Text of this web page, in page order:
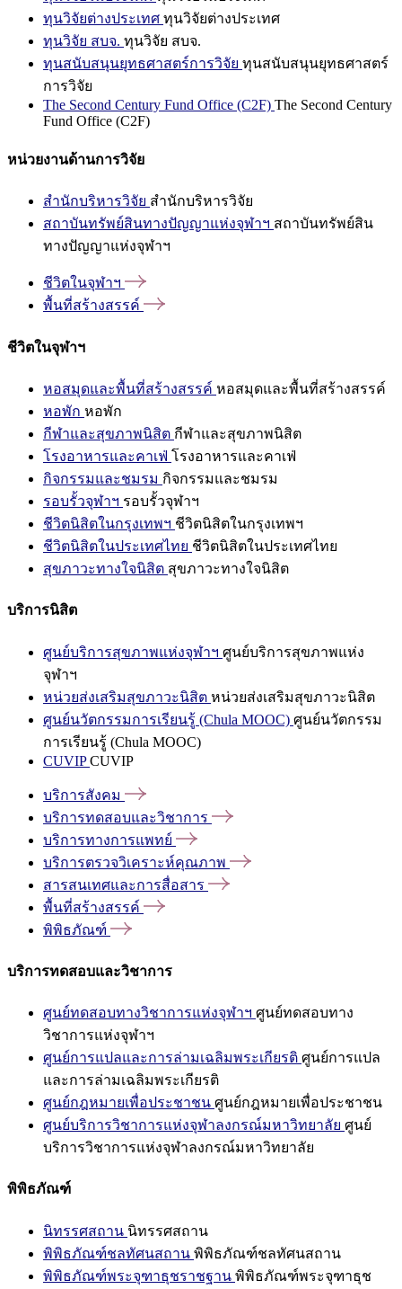
ทุนวิจัยต่างประเทศ ทุนวิจัยต่างประเทศ
ทุนวิจัย สบจ. ทุนวิจัย สบจ.
ทุนสนับสนุนยุทธศาสตร์การวิจัย ทุนสนับสนุนยุทธศาสตร์
การวิจัย
The Second Century Fund Office (C2F) The Second Century
Fund Office (C2F)
หน่วยงานด้านการวิจัย
สำนักบริหารวิจัย สำนักบริหารวิจัย
สถาบันทรัพย์สินทางปัญญาแห่งจุฬาฯ สถาบันทรัพย์สิน
ทางปัญญาแห่งจุฬาฯ
ชีวิตในจุฬาฯ
พื้นที่สร้างสรรค์
ชีวิตในจุฬาฯ
หอสมุดและพื้นที่สร้างสรรค์ หอสมุดและพื้นที่สร้างสรรค์
หอพัก หอพัก
กีฬาและสุขภาพนิสิต กีฬาและสุขภาพนิสิต
โรงอาหารและคาเฟ่ โรงอาหารและคาเฟ่
กิจกรรมและชมรม กิจกรรมและชมรม
รอบรั้วจุฬาฯ รอบรั้วจุฬาฯ
ชีวิตนิสิตในกรุงเทพฯ ชีวิตนิสิตในกรุงเทพฯ
ชีวิตนิสิตในประเทศไทย ชีวิตนิสิตในประเทศไทย
สุขภาวะทางใจนิสิต สุขภาวะทางใจนิสิต
บริการนิสิต
ศูนย์บริการสุขภาพแห่งจุฬาฯ ศูนย์บริการสุขภาพแห่ง
จุฬาฯ
หน่วยส่งเสริมสุขภาวะนิสิต หน่วยส่งเสริมสุขภาวะนิสิต
ศูนย์นวัตกรรมการเรียนรู้ (Chula MOOC) ศูนย์นวัตกรรม
การเรียนรู้ (Chula MOOC)
CUVIPCUVIP
บริการสังคม
บริการทดสอบและวิชาการ
บริการทางการแพทย์
บริการตรวจวิเคราะห์คุณภาพ
สารสนเทศและการสื่อสาร
พื้นที่สร้างสรรค์
พิพิธภัณฑ์
บริการทดสอบและวิชาการ
ศูนย์ทดสอบทางวิชาการแห่งจุฬาฯ ศูนย์ทดสอบทาง
วิชาการแห่งจุฬาฯ
ศูนย์การแปลและการล่ามเฉลิมพระเกียรติ ศูนย์การแปล
และการล่ามเฉลิมพระเกียรติ
ศูนย์กฎหมายเพื่อประชาชน ศูนย์กฎหมายเพื่อประชาชน
ศูนย์บริการวิชาการแห่งจุฬาลงกรณ์มหาวิทยาลัย ศูนย์
บริการวิชาการแห่งจุฬาลงกรณ์มหาวิทยาลัย
พิพิธภัณฑ์
นิทรรศสถาน นิทรรศสถาน
พิพิธภัณฑ์ชลทัศนสถาน พิพิธภัณฑ์ชลทัศนสถาน
พิพิธภัณฑ์พระจุฑาธุชราชฐาน พิพิธภัณฑ์พระจุฑาธุช